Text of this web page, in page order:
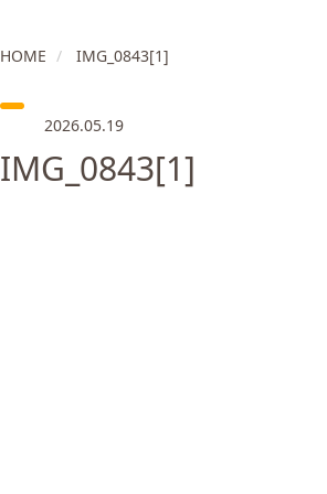
HOME IMG_0843[1]
2026.05.19
IMG_0843[1]